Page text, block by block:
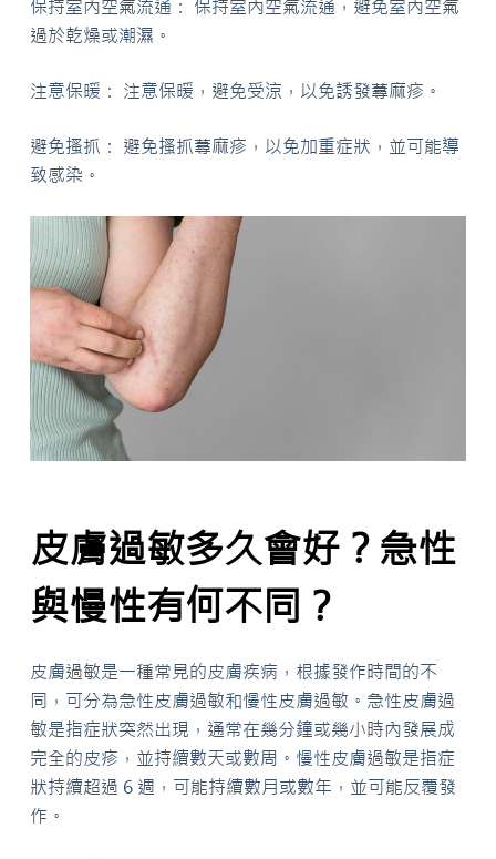
保持室內空氣流通： 保持室內空氣流通，避免室內空氣
過於乾燥或潮濕。
注意保暖： 注意保暖，避免受涼，以免誘發蕁麻疹。
避免搔抓： 避免搔抓蕁麻疹，以免加重症狀，並可能導
致感染。
皮膚過敏多久會好？急性
與慢性有何不同？
皮膚過敏是一種常見的皮膚疾病，根據發作時間的不
同，可分為急性皮膚過敏和慢性皮膚過敏。急性皮膚過
敏是指症狀突然出現，通常在幾分鐘或幾小時內發展成
完全的皮疹，並持續數天或數周。慢性皮膚過敏是指症
狀持續超過 6 週，可能持續數月或數年，並可能反覆發
作。